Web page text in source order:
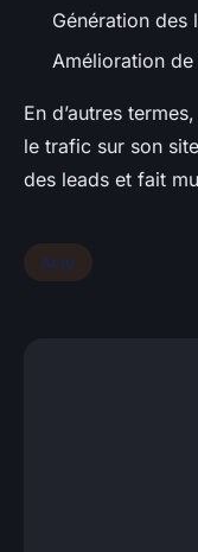
Génération des
Amélioration
En d’autres
le trafic sur son
des leads et fait
Actu